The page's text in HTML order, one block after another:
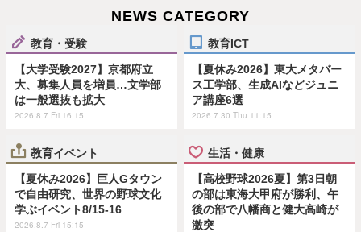
NEWS CATEGORY
教育・受験
【大学受験2027】京都府立
大、募集人員を増員…文学部
は一般選抜も拡大
2026.8.7 Fri 16:15
教育ICT
【夏休み2026】東大メタバー
ス工学部、生成AIなどジュニ
ア講座6選
2026.7.30 Thu 11:15
教育イベント
【夏休み2026】巨人Gタウン
で自由研究、世界の野球文化
学ぶイベント8/15-16
2026.8.7 Fri 15:15
生活・健康
【高校野球2026夏】第3日朝
の部は東海大甲府が勝利、午
後の部で八幡商と健大高崎が
激突